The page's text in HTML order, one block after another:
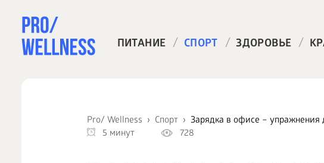
ПИТАНИЕ / СПОРТ / ЗДОРОВЬЕ /
Pro/ Wellness Спорт Зарядка в офисе – упражнения
5 минут
728